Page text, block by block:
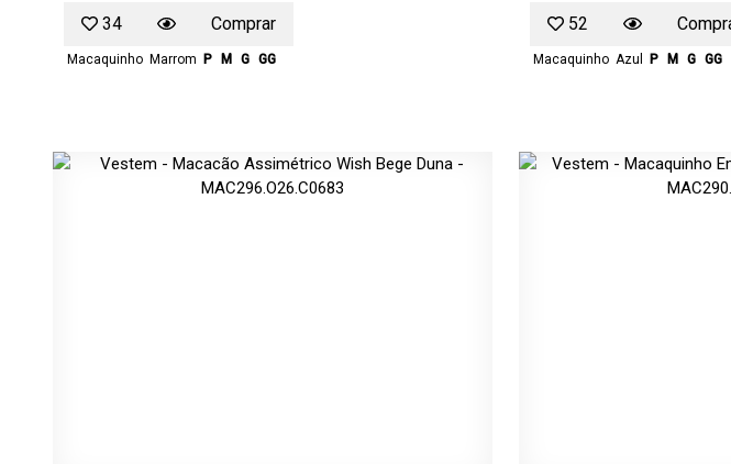
34
Comprar
Macaquinho Marrom P M G GG
52
Macaquinho Azul P M G GG